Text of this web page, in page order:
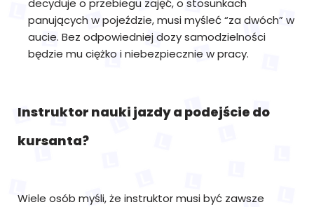
decyduje o przebiegu zajęć, o stosunkach
panujących w pojeździe, musi myśleć “za dwóch” w
aucie. Bez odpowiedniej dozy samodzielności
będzie mu ciężko i niebezpiecznie w pracy.
Instruktor nauki jazdy a podejście do
kursanta?
Wiele osób myśli, że instruktor musi być zawsze